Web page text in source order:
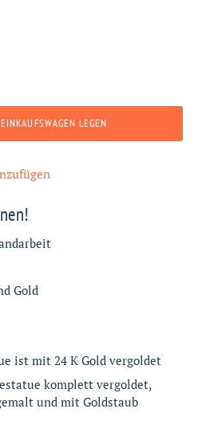
LEGEN
Gold
ist mit 24 K Gold vergoldet
komplett vergoldet,
und mit Goldstaub